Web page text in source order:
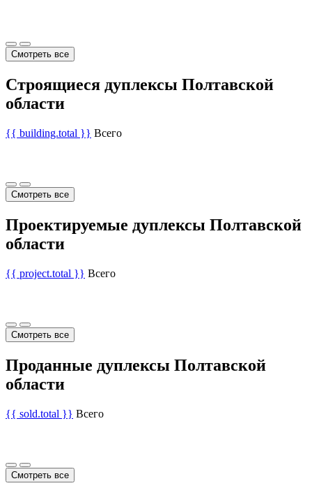
Смотреть все
Строящиеся дуплексы Полтавской
области
{{ building.total }} Всего
Смотреть все
Проектируемые дуплексы Полтавской
области
{{ project.total }} Всего
Смотреть все
Проданные дуплексы Полтавской
области
{{ sold.total }} Всего
Смотреть все